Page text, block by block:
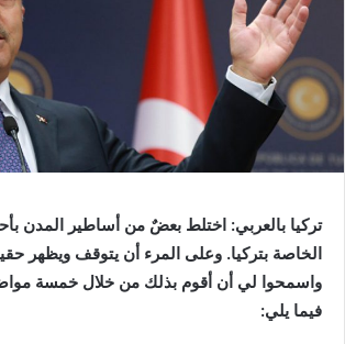
تركيا بالعربي: اختلط بعضٌ من أساطير المدن
الخاصة بتركيا. وعلى المرء أن يتوقف ويظهر
واسمحوا لي أن أقوم بذلك من خلال خمسة
فيما يلي: